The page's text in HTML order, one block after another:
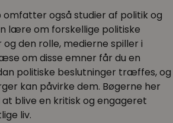
omfatter også studier af politik og
lære om forskellige politiske
den rolle, medierne spiller i
om disse emner får du en
politiske beslutninger træffes, og
kan påvirke dem. Bøgerne her
blive en kritisk og engageret
liv.